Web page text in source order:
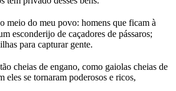
meio do meu povo: homens que ficam à
esconderijo de caçadores de pássaros;
para capturar gente.
cheias de engano, como gaiolas cheias de
eles se tornaram poderosos e ricos,